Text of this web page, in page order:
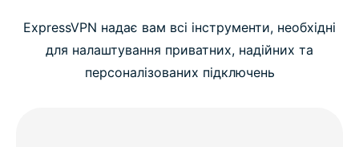
ExpressVPN надає вам всі інструменти, необхідні
для налаштування приватних, надійних та
персоналізованих підключень